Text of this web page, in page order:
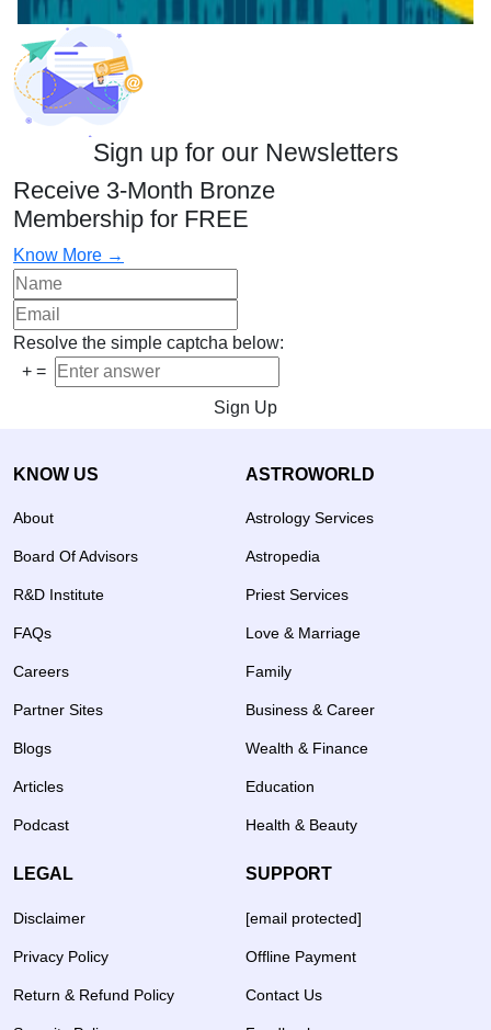
Sign up for our Newsletters
Receive 3-Month Bronze
Membership for FREE
Know More →
Resolve the simple captcha below:
+ =
Sign Up
KNOW US
About
Board Of Advisors
R&D Institute
FAQs
Careers
Partner Sites
Blogs
Articles
Podcast
ASTROWORLD
Astrology Services
Astropedia
Priest Services
Love & Marriage
Family
Business & Career
Wealth & Finance
Education
Health & Beauty
LEGAL
Disclaimer
Privacy Policy
Return & Refund Policy
SUPPORT
[email protected]
Offline Payment
Contact Us